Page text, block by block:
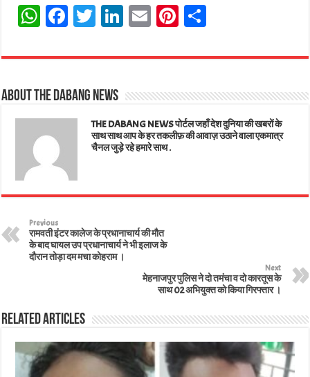
W
ts
A
pp
Fa
bo
ok
T
tt
er
Li
ed
E
ail
Pi
er
t
e
About The Dabang News
THE DABANG NEWS पोर्टल जहाँ देश दुनिया की खबरों के
साथ साथ आप के हर तकलीफ़ की आवाज़ उठाने वाला एकमात्र
चैनल जुड़े रहे हमारे साथ .
Previous
रामवती इंटर कालेज के प्रधानाचार्य की मौत
के बाद घायल उप प्रधानाचार्य ने भी इलाज के
दौरान तोड़ा दम मचा कोहराम ।
Next
मेहनाजपुर पुलिस ने दो तमंचा व दो कारतूस के
साथ 02 अभियुक्त को किया गिरफ्तार ।
Related Articles